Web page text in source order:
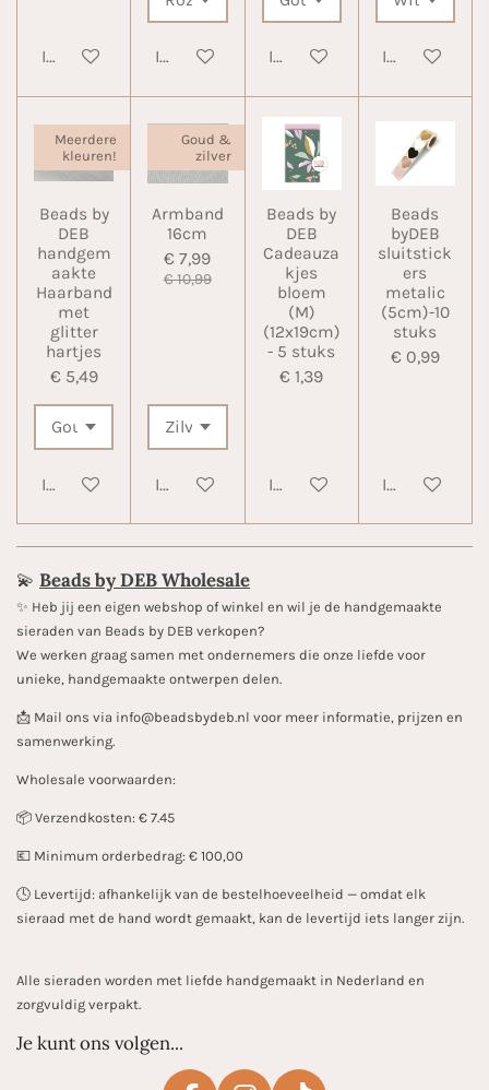
In winkelwagenIn winkelwagenIn winkelwagen
In
Meerdere
kleuren!
Beads by
DEB
handgem
aakte
Haarband
met
glitter
hartjes
€ 5,49
In winkelwagen
Goud &
zilver
Armband
16cm
€ 7,99
€ 10,99
In winkelwagen
Beads by
DEB
Cadeauza
kjes
bloem
(M)
(12x19cm)
- 5 stuks
€ 1,39
In winkelwagen
Beads
byDEB
sluitstick
ers
metalic
(5cm)-10
stuks
€ 0,99
In
💫 Beads by DEB Wholesale
✨️ Heb jij een eigen webshop of winkel en wil je de handgemaakte
sieraden van Beads by DEB verkopen?
We werken graag samen met ondernemers die onze liefde voor
unieke, handgemaakte ontwerpen delen.
📩 Mail ons via info@beadsbydeb.nl voor meer informatie, prijzen en
samenwerking.
Wholesale voorwaarden:
📦 Verzendkosten: € 7.45
💶 Minimum orderbedrag: € 100,00
🕓 Levertijd: afhankelijk van de bestelhoeveelheid — omdat elk
sieraad met de hand wordt gemaakt, kan de levertijd iets langer zijn.
Alle sieraden worden met liefde handgemaakt in Nederland en
zorgvuldig verpakt.
Je kunt ons volgen...